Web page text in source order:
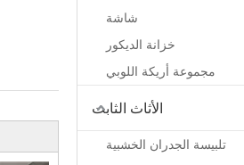
شاشة
خزانة الديكور
مجموعة أريكة اللوبي
الأثاث الثابت
تلبيسة الجدران الخشبية